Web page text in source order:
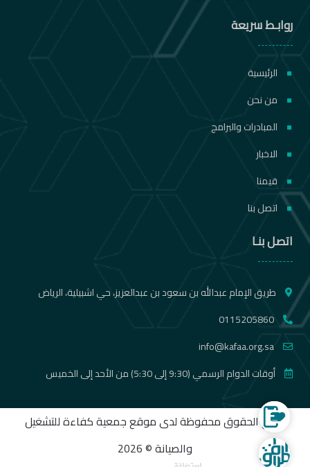
روابـط سريعة
الرئيسية
من نحن
المبادرات والبرامج
الاخبار
قيمنا
اتصل بنا
اتصل بنـا
طريق الإمام عبدالله بن سعود بن عبدالعزيز، حي اشبيلية، الرياض
0115205860
info@kafaa.org.sa
أوقات الدوام الرسمي (9:30 إلى 5:30) من الأحد إلى الخميس
جميع الحقوق محفوظة لدى موقع جمعية كفاءة للتشغيل
والصيانة © 2026
الموقع الالكتروني لجمع التبرعات
شركة المرافق المتنقلة